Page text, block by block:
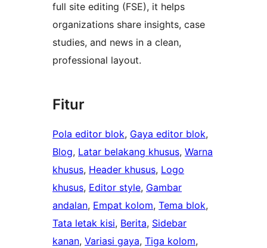
full site editing (FSE), it helps
organizations share insights, case
studies, and news in a clean,
professional layout.
Fitur
Pola editor blok, Gaya editor blok
Blog, Latar belakang khusus, Warna
khusus, Header khusus, Logo
khusus, Editor style, Gambar
andalan, Empat kolom, Tema blok
Tata letak kisi, Berita, Sidebar
kanan, Variasi gaya, Tiga kolom